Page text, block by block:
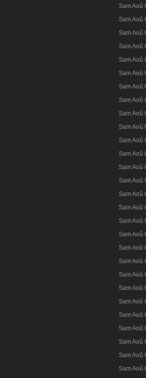
Sam Aoû
Sam Aoû
Sam Aoû
Sam Aoû
Sam Aoû
Sam Aoû
Sam Aoû
Sam Aoû
Sam Aoû
Sam Aoû
Sam Aoû
Sam Aoû
Sam Aoû
Sam Aoû
Sam Aoû
Sam Aoû
Sam Aoû
Sam Aoû
Sam Aoû
Sam Aoû
Sam Aoû
Sam Aoû
Sam Aoû
Sam Aoû
Sam Aoû
Sam Aoû
Sam Aoû
Sam Aoû